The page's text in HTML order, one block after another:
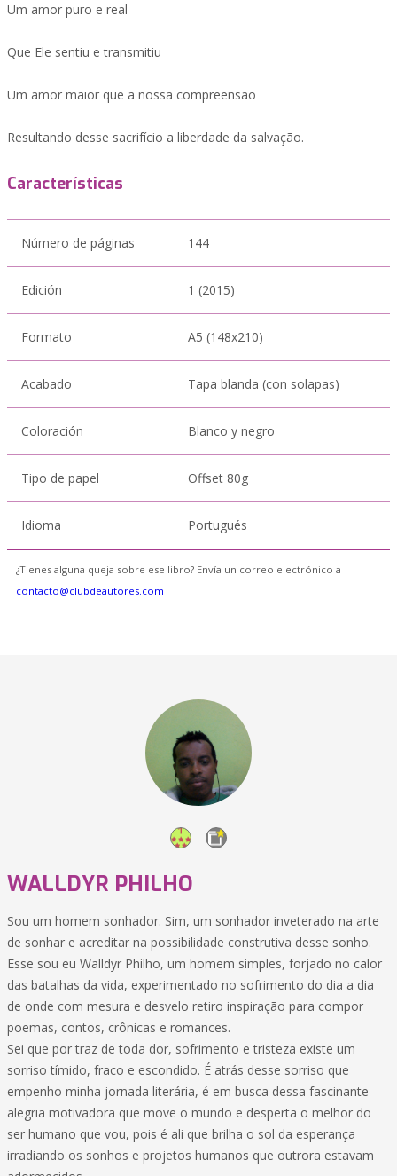
Um amor puro e real
Que Ele sentiu e transmitiu
Um amor maior que a nossa compreensão
Resultando desse sacrifício a liberdade da salvação.
Características
Número de páginas 144
Edición 1 (2015)
Formato A5 (148x210)
Acabado Tapa blanda (con solapas)
Coloración Blanco y negro
Tipo de papel Offset 80g
Idioma Portugués
¿Tienes alguna queja sobre ese libro? Envía un correo electrónico a
contacto@clubdeautores.com
WALLDYR PHILHO
Sou um homem sonhador. Sim, um sonhador inveterado na arte
de sonhar e acreditar na possibilidade construtiva desse sonho.
Esse sou eu Walldyr Philho, um homem simples, forjado no calor
das batalhas da vida, experimentado no sofrimento do dia a dia
de onde com mesura e desvelo retiro inspiração para compor
poemas, contos, crônicas e romances.
Sei que por traz de toda dor, sofrimento e tristeza existe um
sorriso tímido, fraco e escondido. É atrás desse sorriso que
empenho minha jornada literária, é em busca dessa fascinante
alegria motivadora que move o mundo e desperta o melhor do
ser humano que vou, pois é ali que brilha o sol da esperança
irradiando os sonhos e projetos humanos que outrora estavam